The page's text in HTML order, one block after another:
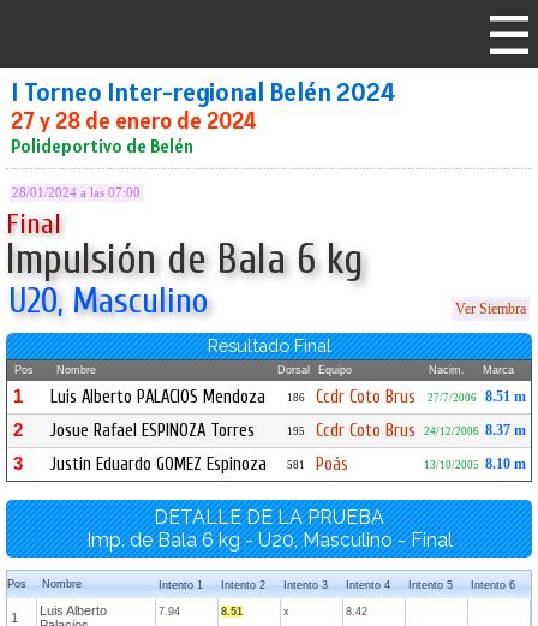
I Torneo Inter-regional Belén 2024
27 y 28 de enero de 2024
Polideportivo de Belén
28/01/2024 a las 07:00
Final
Impulsión de Bala 6 kg
U20, Masculino Ver Siembra
Resultado Final
Pos Nombre Dorsal Equipo Nacim. Marca
1 Luis Alberto PALACIOS Mendoza 186 Ccdr Coto Brus 27/7/2006 8.51 m
2 Josue Rafael ESPINOZA Torres 195 Ccdr Coto Brus 24/12/2006 8.37 m
3 Justin Eduardo GOMEZ Espinoza 581 Poás 13/10/2005 8.10 m
DETALLE DE LA PRUEBA
Imp. de Bala 6 kg - U20, Masculino - Final
Pos Nombre Intento 1 Intento 2 Intento 3 Intento 4 Intento 5 Intento 6
1
Luis Alberto
7.94 8.51 x 8.42